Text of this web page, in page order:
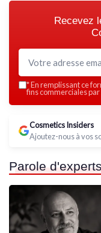
Recevez
*En remplissant ce
fins commerciales
Cosmetics Insiders
Ajoutez-nous à vos
Parole d'experts